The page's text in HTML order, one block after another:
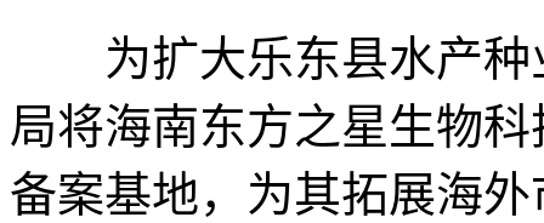
为扩大乐东县水产种
局将海南东方之星生物
备案基地，为其拓展海